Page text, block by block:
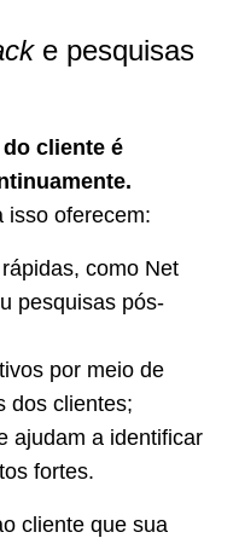
e pesquisas
cliente é
isso oferecem:
como Net
pesquisas pós-
por meio de
dos clientes;
ajudam a identificar
fortes.
cliente que sua